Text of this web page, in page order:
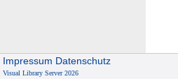
Impressum Datenschutz
Visual Library Server 2026